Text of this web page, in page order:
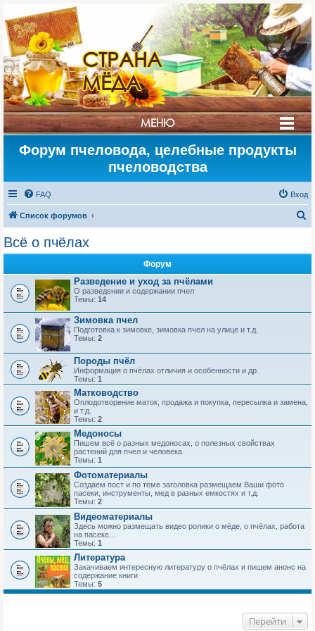
СТРАНА
МЁДА
МЕНЮ
Форум пчеловода, целебные продукты
пчеловодства
FAQ Вход
Список форумов
Всё о пчёлах
Форум
Разведение и уход за пчёлами
О разведении и содержании пчел
Темы: 14
Зимовка пчел
Подготовка к зимовке, зимовка пчел на улице и т.д.
Темы: 2
Породы пчёл
Информация о пчёлах отличия и особенности и др.
Темы: 1
Матководство
Оплодотворение маток, продажа и покупка, пересылка и замена,
и т.д.
Темы: 2
Медоносы
Пишем всё о разных медоносах, о полезных свойствах
растений для пчел и человека
Темы: 1
Фотоматериалы
Создаем пост и по теме заголовка размещаем Ваши фото
пасеки, инструменты, мед в разных емкостях и т.д.
Темы: 2
Видеоматериалы
Здесь можно размещать видео ролики о мёде, о пчёлах, работа
на пасеке...
Темы: 1
Литература
Закачиваем интересную литературу о пчёлах и пишем анонс на
содержание книги
Темы: 5
Перейти